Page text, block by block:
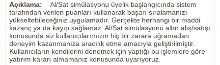
Açıklama:
Al/Sat simülasyonu üyelik başlangıcında sistem
tarafından verilen puanları kullanarak başarı sıralamanızı
yükseltebileceğiniz uygulamadır. Gerçekte herhangi bir maddi
kazanç ya da kayıp sağlamaz. Al/Sat simülasyonu altın alış/satışı
konusunda siz kullanıcılarımızın hiç bir zarara uğramadan
deneyim kazanmanıza aracılık etme amacıyla geliştirilmiştir.
Kullanıcıların kendilerini denemek için yaptığı bu işlemlere göre
yatırım kararı almamanız konusunda uyarıyoruz.